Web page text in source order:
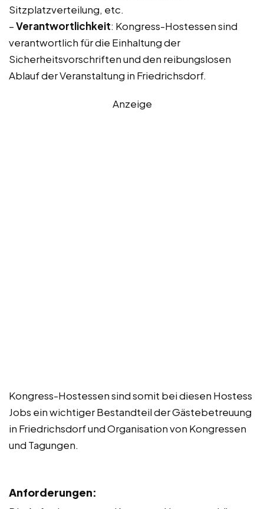
Sitzplatzverteilung, etc.
–Verantwortlichkeit: Kongress-Hostessen sind
verantwortlich für die Einhaltung der
Sicherheitsvorschriften und den reibungslosen
Ablauf der Veranstaltung in Friedrichsdorf.
Anzeige
Kongress-Hostessen sind somit bei diesen Hostess
Jobs ein wichtiger Bestandteil der Gästebetreuung
in Friedrichsdorf und Organisation von Kongressen
und Tagungen.
Anforderungen: